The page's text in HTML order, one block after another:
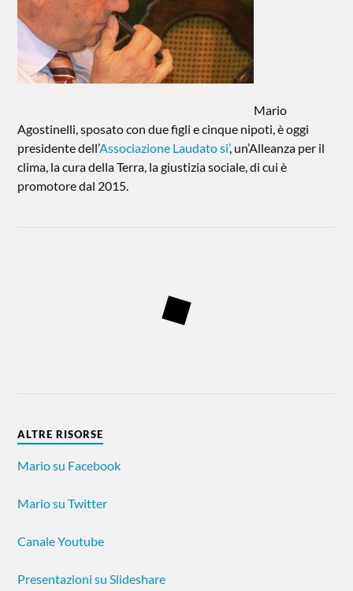
Mario
Agostinelli, sposato con due figli e cinque nipoti, è oggi
presidente dell’Associazione Laudato si’, un’Alleanza per il
clima, la cura della Terra, la giustizia sociale, di cui è
promotore dal 2015.
ALTRE RISORSE
Mario su Facebook
Mario su Twitter
Canale Youtube
Presentazioni su Slideshare